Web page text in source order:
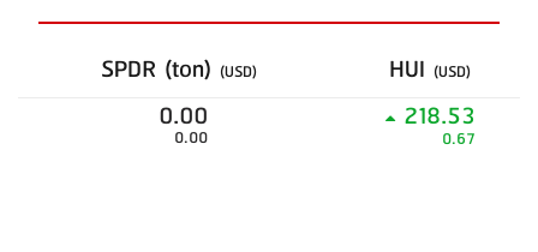
SPDR (ton) (USD) HUI (USD)
0.00
0.00
218.53
0.67